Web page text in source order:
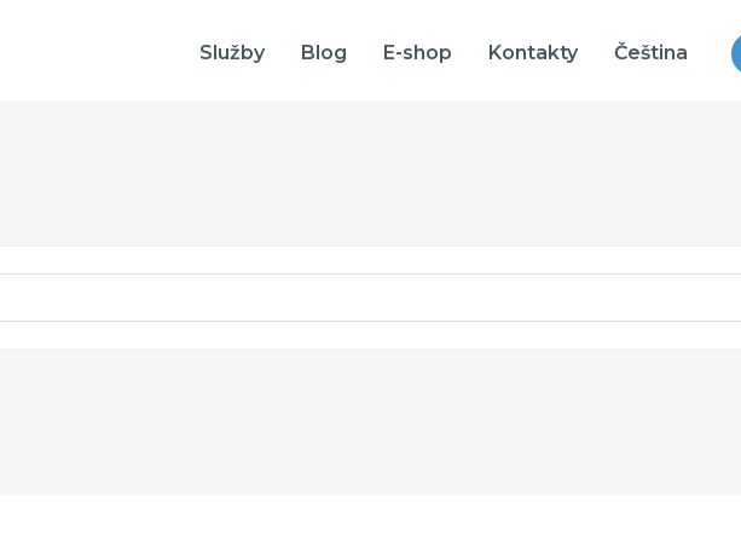
Služby Blog E-shop Kontakty Čeština